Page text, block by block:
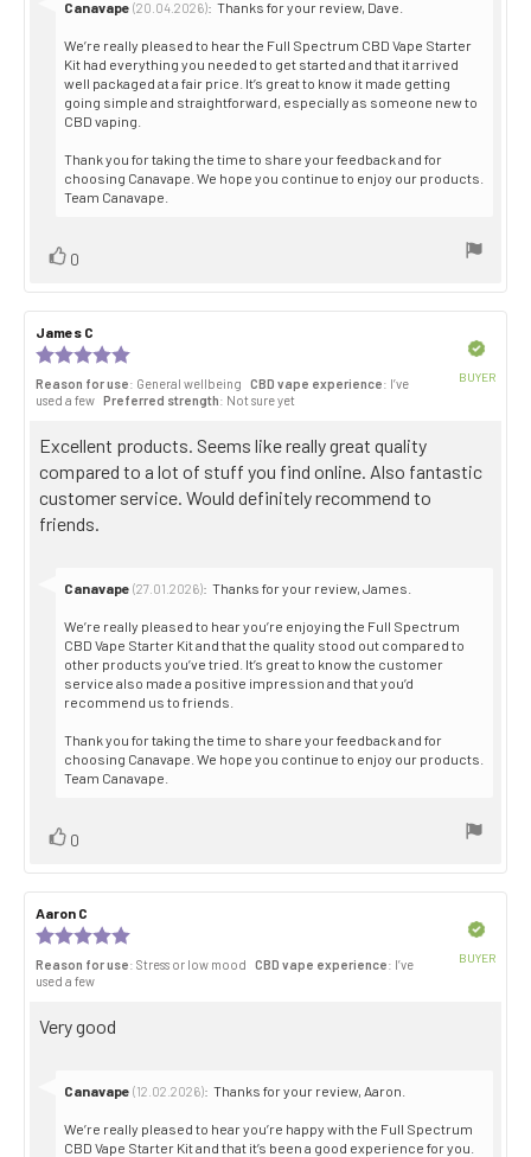
Reply
Canavape (20.04.2026): Thanks for your review, Dave.
We’re really pleased to hear the Full Spectrum CBD Vape Starter
Kit had everything you needed to get started and that it arrived
well packaged at a fair price. It’s great to know it made getting
going simple and straightforward, especially as someone new to
CBD vaping.
Thank you for taking the time to share your feedback and for
choosing Canavape. We hope you continue to enjoy our products.
Team Canavape.
Vote
0
Review
author:
James C
date:
5.0
out
5
stars
Reason for use: General wellbeing CBD vape experience: I’ve
used a few Preferred strength: Not sure yet
BUYER
Review
text:
Excellent products. Seems like really great quality
compared to a lot of stuff you find online. Also fantastic
customer service. Would definitely recommend to
friends.
Reply
Canavape (27.01.2026): Thanks for your review, James.
We’re really pleased to hear you’re enjoying the Full Spectrum
CBD Vape Starter Kit and that the quality stood out compared to
other products you’ve tried. It’s great to know the customer
service also made a positive impression and that you’d
recommend us to friends.
Thank you for taking the time to share your feedback and for
choosing Canavape. We hope you continue to enjoy our products.
Team Canavape.
Vote
0
Review
author:
Aaron C
date:
5.0
Reason for use: Stress or low mood CBD vape experience: I’ve
used a few
BUYER
Review
Very good
Reply
Canavape (12.02.2026): Thanks for your review, Aaron.
We’re really pleased to hear you’re happy with the Full Spectrum
CBD Vape Starter Kit and that it’s been a good experience for you.